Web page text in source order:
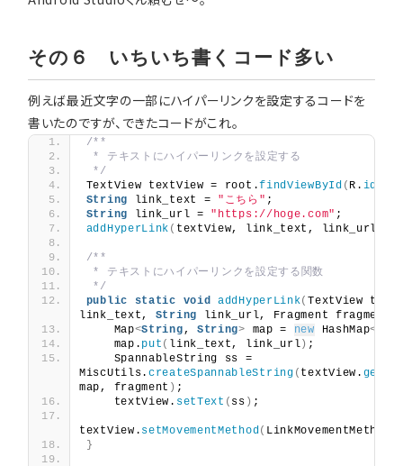
その６ いちいち書くコード多い
例えば最近文字の一部にハイパーリンクを設定するコードを
書いたのですが、できたコードがこれ。
/**
* テキストにハイパーリンクを設定する
*/
TextView textView = root.findViewById ( R. id
String link_text = "こちら" ;
String link_url = "https://hoge.com" ;
addHyperLink ( textView, link_text, link_url,
/**
* テキストにハイパーリンクを設定する関数
*/
public
static void addHyperLink(TextView
link_text, String link_url, Fragment fragment
    Map
<String , String> map = new HashMap<>()
    map.
put ( link_text, link_url) ;
    SpannableString ss =
MiscUtils. createSpannableString ( textView.
map, fragment ) ;
    textView.
setText ( ss ) ;
textView. setMovementMethod ( LinkMovementMethod.
}